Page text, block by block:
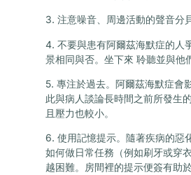
3. 注意噪音、周邊活動的聲音分貝
4. 不要與患有阿爾茲海默症的人
景相同與否。坐下來 聆聽並與他
5. 專注於過去。阿爾茲海默症會
此與病人談論長時間之前所發生
且壓力也較小。
6. 使用記憶提示。隨著疾病的惡
如何做日常任務（例如刷牙或穿
越困難。房間裡的提示便簽有助